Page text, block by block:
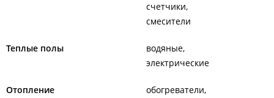
счетчики
смесители
Теплые полы
водяные
электрические
Отопление
обогреватели